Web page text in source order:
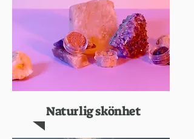
Naturlig skönhet